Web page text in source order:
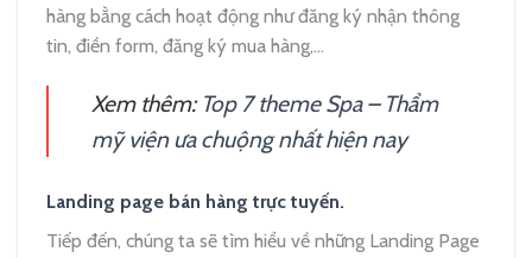
hàng bằng cách hoạt động như đăng ký nhận thông
tin, điền form, đăng ký mua hàng,…
Xem thêm: Top 7 theme Spa – Thẩm
mỹ viện ưa chuộng nhất hiện nay
Landing page bán hàng trực tuyến.
Tiếp đến, chúng ta sẽ tìm hiểu về những Landing Page